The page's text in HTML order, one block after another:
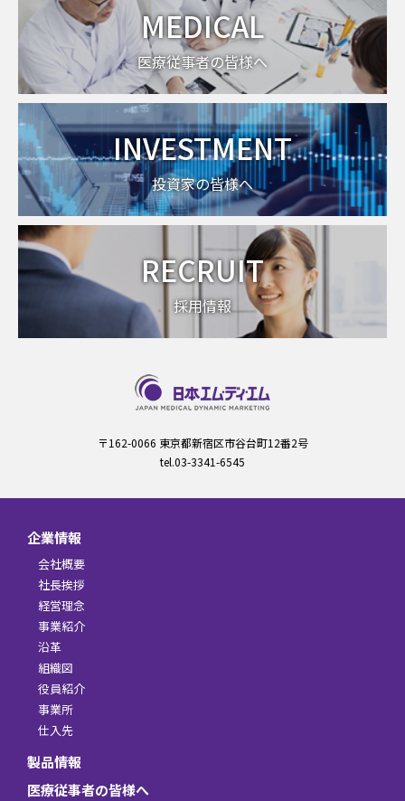
MEDICAL
医療従事者の皆様へ
INVESTMENT
投資家の皆様へ
RECRUIT
採用情報
〒162-0066 東京都新宿区市谷台町12番2号
tel.03-3341-6545
企業情報
会社概要
社長挨拶
経営理念
事業紹介
沿革
組織図
役員紹介
事業所
仕入先
製品情報
医療従事者の皆様へ